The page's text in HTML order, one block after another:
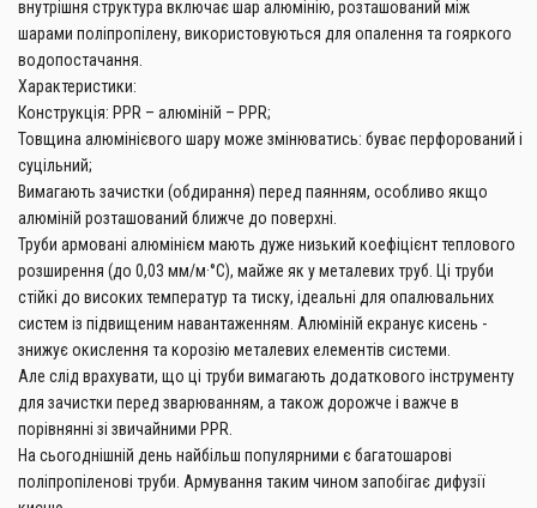
внутрішня структура включає шар алюмінію, розташований між
шарами поліпропілену, використовуються для опалення та гояркого
водопостачання.
Характеристики:
Конструкція: PPR – алюміній – PPR;
Товщина алюмінієвого шару може змінюватись: буває перфорований і
суцільний;
Вимагають зачистки (обдирання) перед паянням, особливо якщо
алюміній розташований ближче до поверхні.
Труби армовані алюмінієм мають дуже низький коефіцієнт теплового
розширення (до 0,03 мм/м·°C), майже як у металевих труб. Ці труби
стійкі до високих температур та тиску, ідеальні для опалювальних
систем із підвищеним навантаженням. Алюміній екранує кисень -
знижує окислення та корозію металевих елементів системи.
Але слід врахувати, що ці труби вимагають додаткового інструменту
для зачистки перед зварюванням, а також дорожче і важче в
порівнянні зі звичайними PPR.
На сьогоднішній день найбільш популярними є багатошарові
поліпропіленові труби. Армування таким чином запобігає дифузії